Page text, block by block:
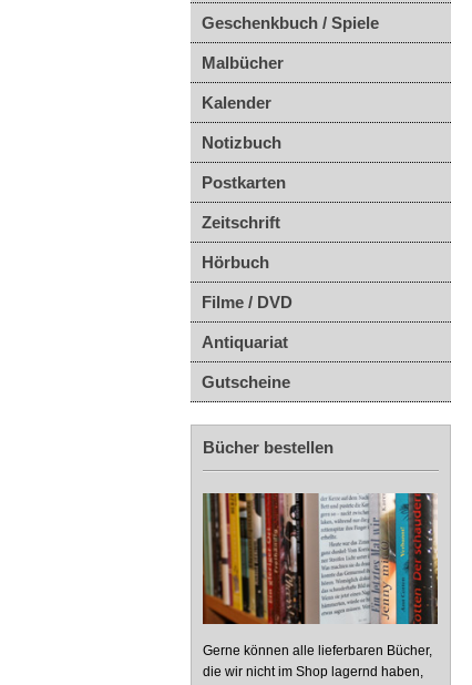
Geschenkbuch / Spiele
Malbücher
Kalender
Notizbuch
Postkarten
Zeitschrift
Hörbuch
Filme / DVD
Antiquariat
Gutscheine
Bücher bestellen
Gerne können alle lieferbaren Bücher,
die wir nicht im Shop lagernd haben,